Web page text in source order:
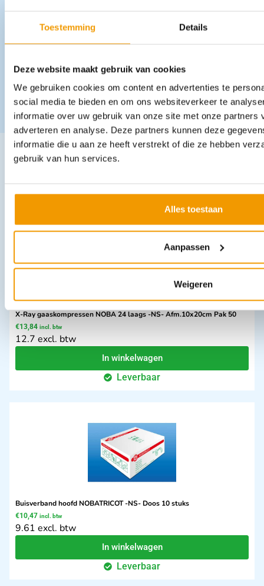
Toestemming Details
Deze website maakt gebruik van cookies
We gebruiken cookies om content en advertenties te
social media te bieden en om ons websiteverkeer te
informatie over uw gebruik van onze site met onze partners
adverteren en analyse. Deze partners kunnen deze
informatie die u aan ze heeft verstrekt of die ze hebben
gebruik van hun services.
Alles toestaan
Aanpassen
Weigeren
Andere producten in deze
X-Ray gaaskompressen NOBA 24 laags -NS- Afm.10x20cm Pak 50
€13,84 incl. btw
12.7 excl. btw
In winkelwagen
Leverbaar
Buisverband hoofd NOBATRICOT -NS- Doos 10 stuks
€10,47 incl. btw
9.61 excl. btw
In winkelwagen
Leverbaar